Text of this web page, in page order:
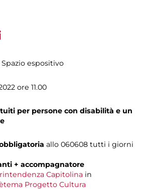
Spazio espositivo
ore 11.00
per persone con disabilità e un
allo 060608 tutti i giorni
+ accompagnatore
Capitolina in
Progetto Cultura